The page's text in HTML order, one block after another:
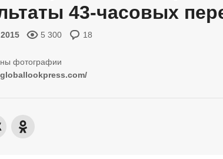
43-часовых
5 300 18